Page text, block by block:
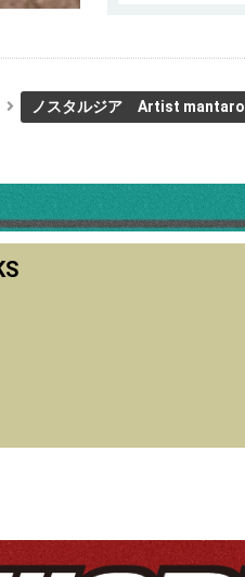
ノスタルジア Artist mantaro